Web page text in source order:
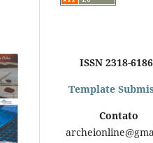
ISSN 2318-6186
Template
Contato